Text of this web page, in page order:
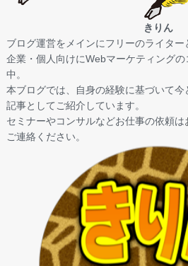
きりん
ブログ運営をメインにフリーのライタ
企業・個人向けにWebマーケティング
中。
本ブログでは、自身の経験に基づいて
記事としてご紹介しています。
セミナーやコンサルなどお仕事の依頼は
ご連絡ください。